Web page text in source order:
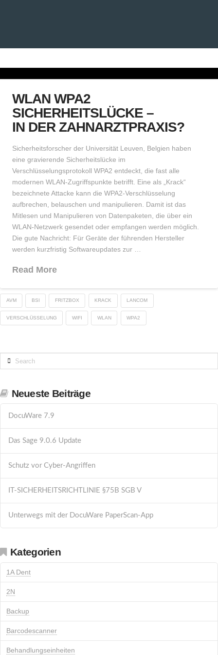
WLAN WPA2
SICHERHEITSLÜCKE –
IN DER ZAHNARZTPRAXIS?
Sicherheitsforscher der Universität Leuven, Belgien haben
eine gravierende Sicherheitslücke im
Verschlüsselungsprotokoll WPA2 entdeckt, die fast alle
modernen WLAN-Zugriffspunkte betrifft. Eine als „Krack“
bezeichnete Attacke kann die WPA2-Verschlüsselung
aufbrechen, belauschen und manipulieren. Damit ist das
Mitlesen und Manipulieren von Datenpaketen, die über ein
WLAN-Netzwerk gesendet oder empfangen werden möglich.
Die gute Nachricht: Für Geräte der führenden Hersteller
werden kurzfristig Softwareupdates zur …
Read More
AVM BSI FRITZBOX KRACK LANCOM
VERSCHLÜSSELUNG WIFI WLAN WPA2
Search
Neueste Beiträge
DocuWare 7.9
Das Sage 9.0.6 Update
Schutz vor Cyber-Angriffen
IT-SICHERHEITSRICHTLINIE §75B SGB V
Unterwegs mit der DocuWare PaperScan-App
Kategorien
1A Dent
2N
Backup
Barcodescanner
Behandlungseinheiten